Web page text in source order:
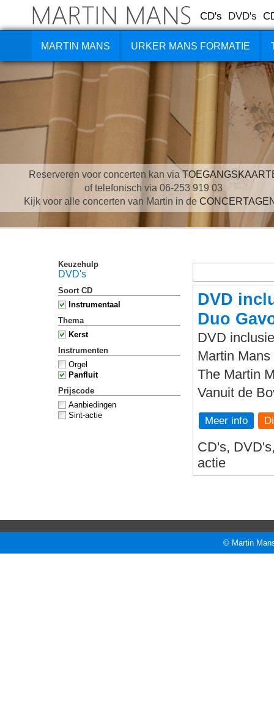
CD's DVD's
MARTIN MANS URKER MANS FORMATIE
Reserveren voor concerten kan via
of telefonisch via 06-253 919 03
Kijk voor alle concerten van Martin in de
Keuzehulp
DVD's
Soort CD
Instrumentaal
Thema
Kerst
Instrumenten
Orgel
Panfluit
Prijscode
Aanbiedingen
Sint-actie
DVD
Duo
DVD
Martin
The Martin
Vanuit de
Meer info
CD's,
actie
© Martin